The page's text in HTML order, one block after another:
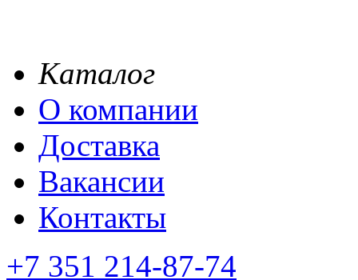
Каталог
О компании
Доставка
Вакансии
Контакты
+7 351 214-87-74